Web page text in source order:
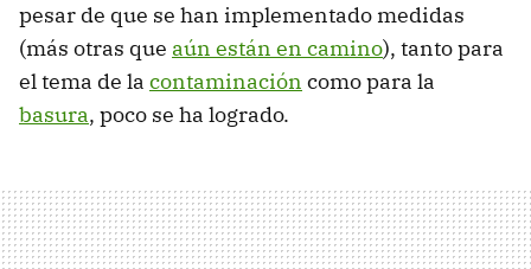
pesar de que se han implementado medidas
(más otras que aún están en camino), tanto para
el tema de la contaminación como para la
basura, poco se ha logrado.